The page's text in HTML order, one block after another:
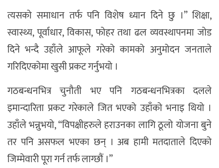
त्यसको समाधान तर्फ पनि विशेष ध्यान दिने छु ।” शिक्षा,
स्वास्थ्य, पूर्वाधार, विकास, फोहर तथा ढल व्यवस्थापनमा जोड
दिने भन्दै उहाँले आफूले गरेको कामको अनुमोदन जनताले
गरिदिएकोमा खुसी प्रकट गर्नुभयो ।
गठबन्धनभित्र चुनौती भए पनि गठबन्धनभित्रका दलले
इमान्दारिता प्रकट गरेकाले जित भएको उहाँको भनाइ थियो ।
उहाँले भन्नुभयो, “विपक्षीहरुले हराउनका लागि ठूलो योजना बुने
तर पनि असफल भएका छन् । अब हामी मतदाताले दिएको
जिम्मेवारी पूरा गर्न तर्फ लाग्छौं ।”